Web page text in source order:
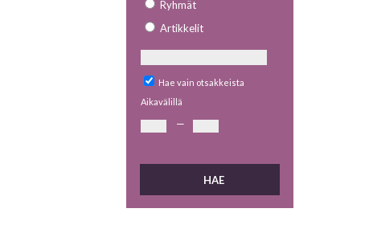
Ryhmät
Artikkelit
Hae vain otsakkeista
Aikavälillä
—